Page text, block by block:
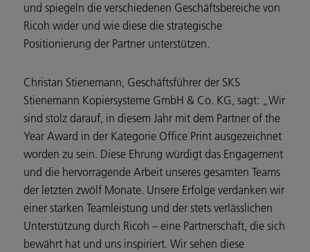
und spiegeln die verschiedenen Geschäftsbereiche von
Ricoh wider und wie diese die strategische
Positionierung der Partner unterstützen.
Christan Stienemann, Geschäftsführer der SKS
Stienemann Kopiersysteme GmbH & Co. KG, sagt: „Wir
sind stolz darauf, in diesem Jahr mit dem Partner of the
Year Award in der Kategorie Office Print ausgezeichnet
worden zu sein. Diese Ehrung würdigt das Engagement
und die hervorragende Arbeit unseres gesamten Teams
der letzten zwölf Monate. Unsere Erfolge verdanken wir
einer starken Teamleistung und der stets verlässlichen
Unterstützung durch Ricoh – eine Partnerschaft, die sich
bewährt hat und uns inspiriert. Wir sehen diese